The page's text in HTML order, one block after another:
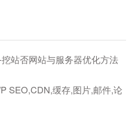
站否网站与服务器优化方法
SEO,CDN,缓存,图片,邮件,论